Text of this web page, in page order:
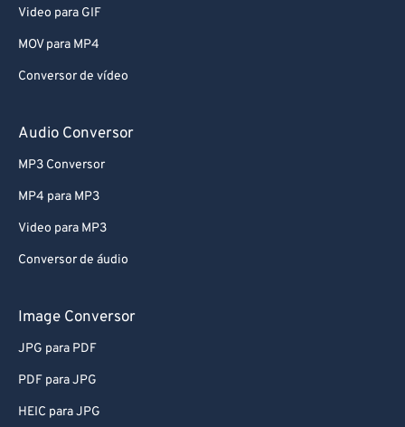
Video para GIF
MOV para MP4
Conversor de vídeo
Audio Conversor
MP3 Conversor
MP4 para MP3
Video para MP3
Conversor de áudio
Image Conversor
JPG para PDF
PDF para JPG
HEIC para JPG